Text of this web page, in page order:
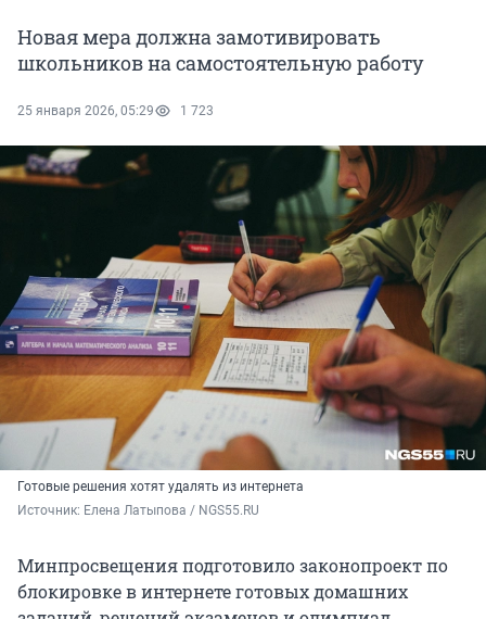
Новая мера должна замотивировать
школьников на самостоятельную работу
25 января 2026, 05:29 1 723
Готовые решения хотят удалять из интернета
Источник: Елена Латыпова / NGS55.RU
Минпросвещения подготовило законопроект по
блокировке в интернете готовых домашних